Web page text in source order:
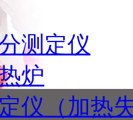
测定仪
炉
仪（加热